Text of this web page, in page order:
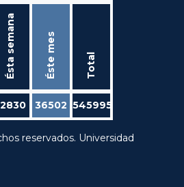
Ésta semana Éste mes Total
36502 545995
reservados. Universidad